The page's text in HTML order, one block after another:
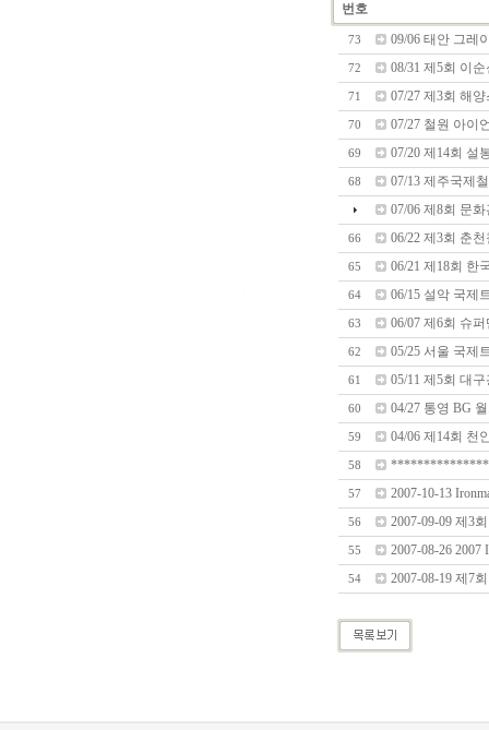
번호
73 09/06 태안 그레
72 08/31 제5회 이
71 07/27 제3회 해
70 07/27 철원 아이
69 07/20 제14회 설
68
07/13 제주국제
07/06 제8회 문
66 06/22 제3회 춘
65 06/21 제18회 한
64 06/15 설악 국제
63 06/07 제6회 슈
62 05/25 서울 국제
61 05/11 제5회 대
60 04/27 통영 BG
59 04/06 제14회 천
58
57 2007-10-13
56 2007-09-09 제3
55 2007-08-26 2007
54 2007-08-19 제7